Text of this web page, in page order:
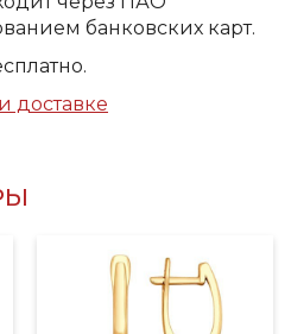
банковских карт.
доставке